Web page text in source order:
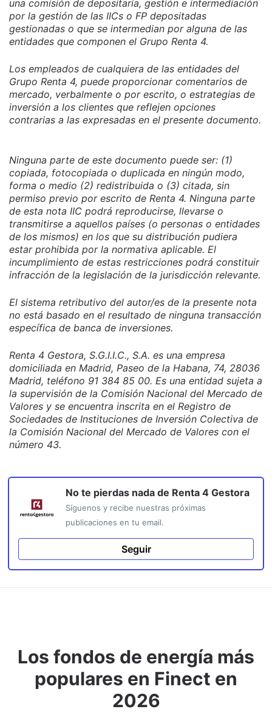
una comisión de depositaría, gestión e intermediación
por la gestión de las IICs o FP depositadas
gestionadas o que se intermedian por alguna de las
entidades que componen el Grupo Renta 4.
Los empleados de cualquiera de las entidades del
Grupo Renta 4, puede proporcionar comentarios de
mercado, verbalmente o por escrito, o estrategias de
inversión a los clientes que reflejen opciones
contrarias a las expresadas en el presente documento.
Ninguna parte de este documento puede ser: (1)
copiada, fotocopiada o duplicada en ningún modo,
forma o medio (2) redistribuida o (3) citada, sin
permiso previo por escrito de Renta 4. Ninguna parte
de esta nota IIC podrá reproducirse, llevarse o
transmitirse a aquellos países (o personas o entidades
de los mismos) en los que su distribución pudiera
estar prohibida por la normativa aplicable. El
incumplimiento de estas restricciones podrá constituir
infracción de la legislación de la jurisdicción relevante.
El sistema retributivo del autor/es de la presente nota
no está basado en el resultado de ninguna transacción
específica de banca de inversiones.
Renta 4 Gestora, S.G.I.I.C., S.A. es una empresa
domiciliada en Madrid, Paseo de la Habana, 74, 28036
Madrid, teléfono 91 384 85 00. Es una entidad sujeta a
la supervisión de la Comisión Nacional del Mercado de
Valores y se encuentra inscrita en el Registro de
Sociedades de Instituciones de Inversión Colectiva de
la Comisión Nacional del Mercado de Valores con el
número 43.
No te pierdas nada de Renta 4 Gestora
Síguenos y recibe nuestras próximas
publicaciones en tu email.
Seguir
Los fondos de energía más
populares en Finect en
2026